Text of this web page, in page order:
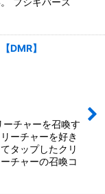
DMR】
チャーを召喚す
ーチャーを好き
タップしたクリ
チャーの召喚コ